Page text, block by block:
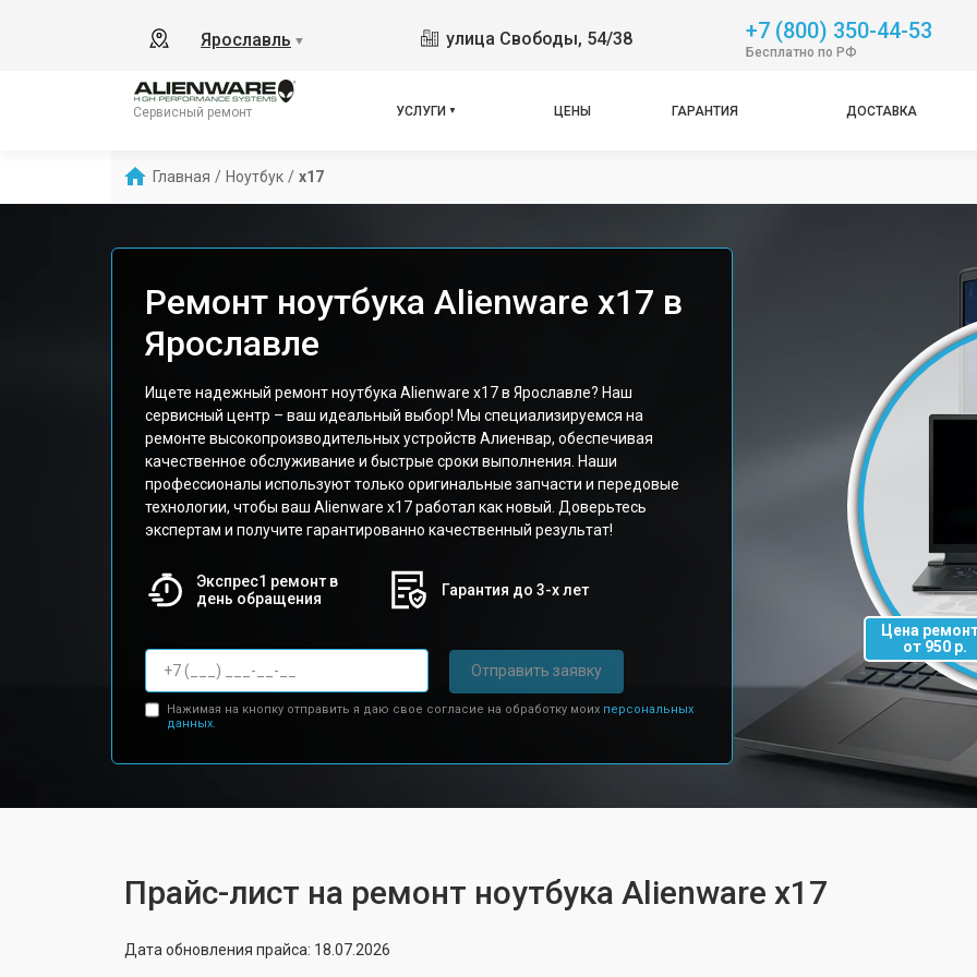
Ярославль ▼ улица Свободы, 54/38 +7 (800) 350-44-53
Бесплатно по РФ
Сервисный ремонт УСЛУГИ ЦЕНЫ ГАРАНТИЯ ДОСТАВКА
Главная / Ноутбук / x17
Ремонт ноутбука Alienware x17 в
Ярославле
Ищете надежный ремонт ноутбука Alienware x17 в Ярославле? Наш
сервисный центр – ваш идеальный выбор! Мы специализируемся на
ремонте высокопроизводительных устройств Алиенвар, обеспечивая
качественное обслуживание и быстрые сроки выполнения. Наши
профессионалы используют только оригинальные запчасти и передовые
технологии, чтобы ваш Alienware x17 работал как новый. Доверьтесь
экспертам и получите гарантированно качественный результат!
Экспрес1 ремонт в
день обращения
Гарантия до 3-х лет
Отправить заявку
Нажимая на кнопку отправить я даю свое согласие на обработку моих персональных
данных.
Цена
от 950 р.
Прайс-лист на ремонт ноутбука Alienware x17
Дата обновления прайса: 18.07.2026